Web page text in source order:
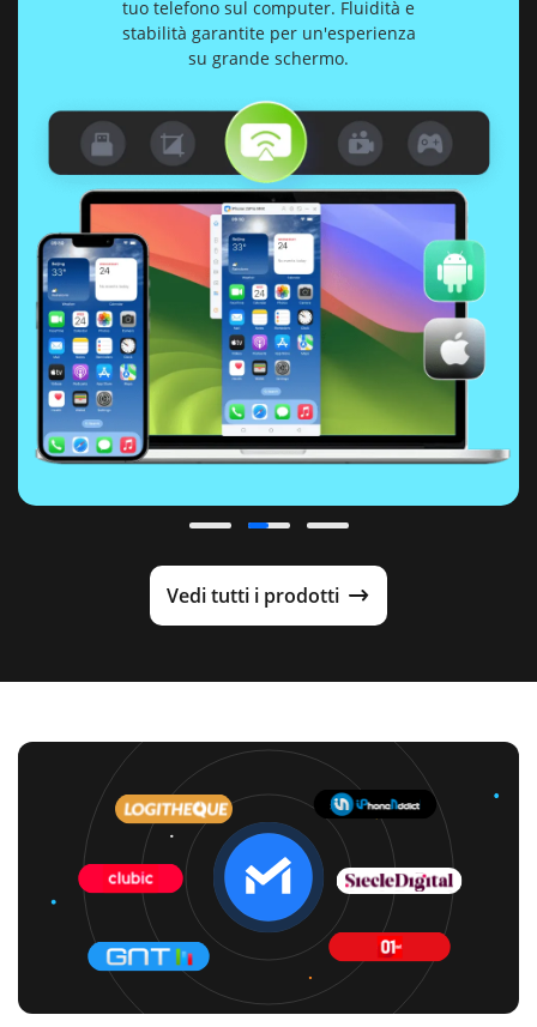
tuo telefono sul computer. Fluidità e
stabilità garantite per un'esperienza
su grande schermo.
Vedi tutti i prodotti